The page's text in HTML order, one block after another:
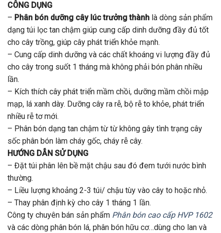
CÔNG DỤNG
– Phân bón dưỡng cây lúc trưởng thành là dòng sản phẩm
dạng túi lọc tan chậm giúp cung cấp dinh dưỡng đầy đủ tốt
cho cây trồng, giúp cây phát triển khỏe mạnh.
– Cung cấp dinh dưỡng và các chất khoáng vi lượng đầy đủ
cho cây trong suốt 1 tháng mà không phải bón phân nhiều
lần.
– Kích thích cây phát triển mầm chồi, dưỡng mầm chồi mập
mạp, lá xanh dày. Dưỡng cây ra rễ, bộ rễ to khỏe, phát triển
nhiều rễ tơ mới.
– Phân bón dạng tan chậm từ từ không gây tình trạng cây
sốc phân bón làm cháy gốc, cháy rễ cây.
HƯỚNG DẪN SỬ DỤNG
– Đặt túi phân lên bề mặt chậu sau đó đem tưới nước bình
thường.
– Liều lượng khoảng 2-3 túi/ chậu tùy vào cây to hoặc nhỏ.
– Thay phân định kỳ cho cây 1 tháng 1 lần.
Công ty chuyên bán sản phẩm Phân bón cao cấp HVP 1602
và các dòng phân bón lá, phân bón hữu cơ…dùng cho lan và